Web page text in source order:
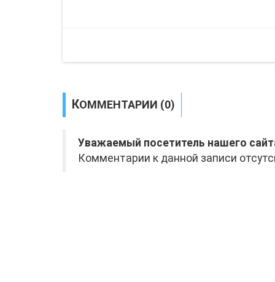
КОММЕНТАРИИ (0)
Уважаемый посетитель нашего
Комментарии к данной записи